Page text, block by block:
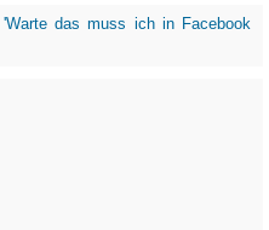
das muss ich in Facebook